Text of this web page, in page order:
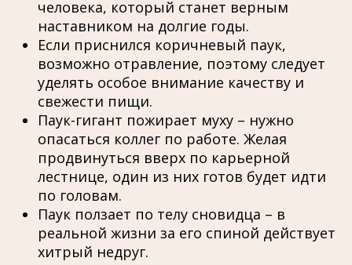
человека, который станет верным
наставником на долгие годы.
Если приснился коричневый паук,
возможно отравление, поэтому следует
уделять особое внимание качеству и
свежести пищи.
Паук-гигант пожирает муху – нужно
опасаться коллег по работе. Желая
продвинуться вверх по карьерной
лестнице, один из них готов будет идти
по головам.
Паук ползает по телу сновидца – в
реальной жизни за его спиной действует
хитрый недруг.